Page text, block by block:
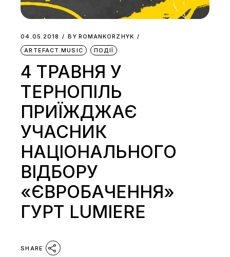
04.05.2018 BY ROMANKORZHYK
ARTEFACT.MUSIC
ПОДІЇ
4 ТРАВНЯ У
ТЕРНОПІЛЬ
ПРИЇЖДЖАЄ
УЧАСНИК
НАЦІОНАЛЬНОГО
ВІДБОРУ
«ЄВРОБАЧЕННЯ»
ГУРТ LUMIERE
SHARE